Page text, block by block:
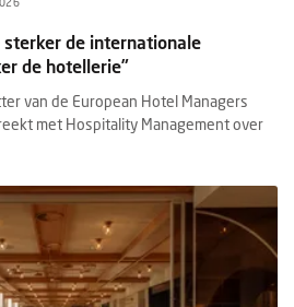
sterker de internationale
de hotellerie”
van de European Hotel Managers
met Hospitality Management over